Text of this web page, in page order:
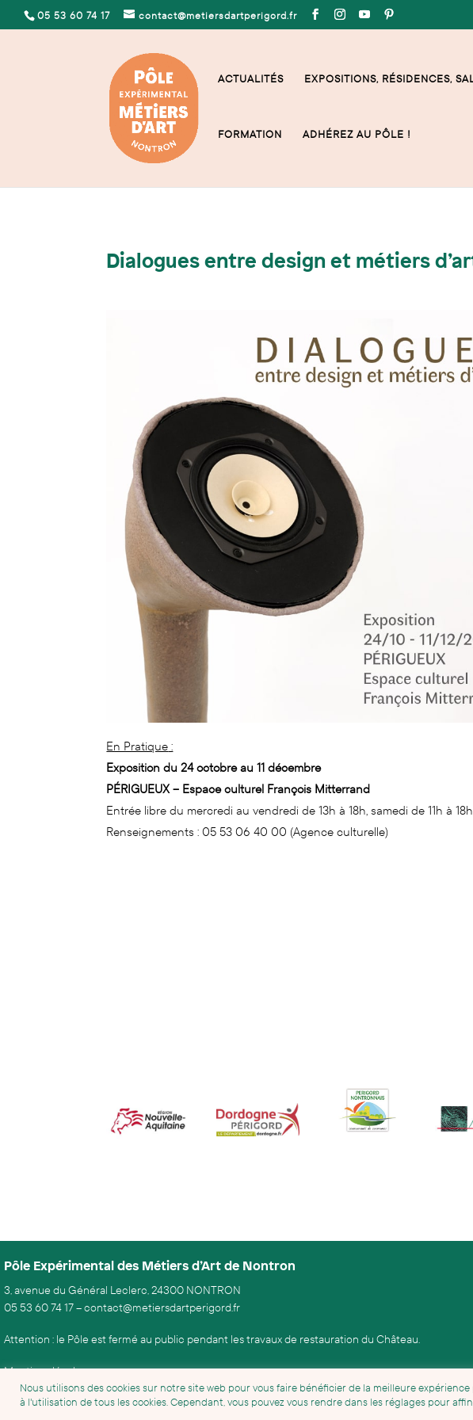
05 53 60 74 17 contact@metiersdartperigord.fr
ACTUALITÉS EXPOSITIONS, RÉSIDENCES,
FORMATION ADHÉREZ AU PÔLE !
Dialogues entre design et métiers
En Pratique :
Exposition du 24 octobre au 11 décembre
PÉRIGUEUX – Espace culturel François Mitterrand
Entrée libre du mercredi au vendredi de 13h à 18h, samedi de 11h à 18h.
Renseignements : 05 53 06 40 00 (Agence culturelle)
Pôle Expérimental des Métiers d’Art de Nontron
3, avenue du Général Leclerc, 24300 NONTRON
05 53 60 74 17–contact@metiersdartperigord.fr
Attention : le Pôle est fermé au public pendant les travaux de restauration du Château.
Mentions légales
Conditions générales de vente
Nous utilisons des cookies sur notre site web pour vous faire bénéficier de la meilleure
à l'utilisation de tous les cookies. Cependant, vous pouvez vous rendre dans les réglages pour